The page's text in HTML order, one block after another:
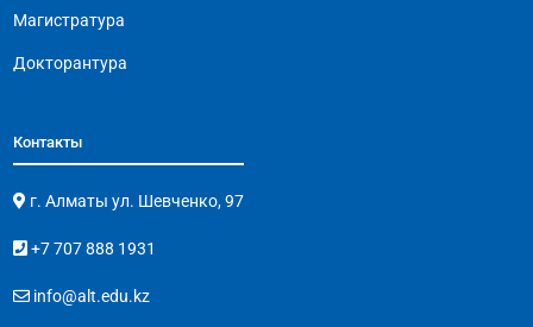
Магистратура
Докторантура
Контакты
г. Алматы ул. Шевченко, 97
+7 707 888 1931
info@alt.edu.kz